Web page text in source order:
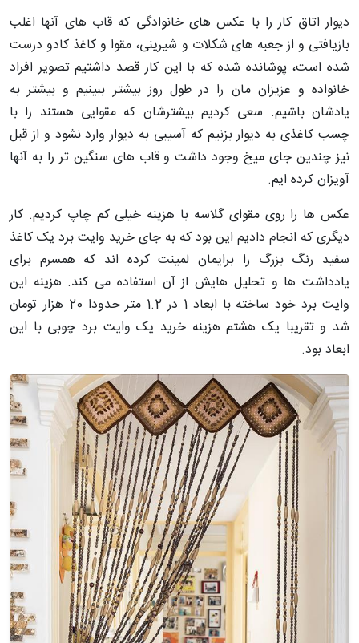
دیوار اتاق کار را با عکس های خانوادگی که قاب های آنها اغلب
بازیافتی و از جعبه های شکلات و شیرینی، مقوا و کاغذ کادو درست
شده است، پوشانده شده که با این کار قصد داشتیم تصویر افراد
خانواده و عزیزان مان را در طول روز بیشتر ببینیم و بیشتر به
یادشان باشیم. سعی کردیم بیشترشان که مقوایی هستند را با
چسب کاغذی به دیوار بزنیم که آسیبی به دیوار وارد نشود و از قبل
نیز چندین جای میخ وجود داشت و قاب های سنگین تر را به آنها
آویزان کرده ایم.
عکس ها را روی مقوای گلاسه با هزینه خیلی کم چاپ کردیم. کار
دیگری که انجام دادیم این بود که به جای خرید وایت برد یک کاغذ
سفید رنگ بزرگ را برایمان لمینت کرده اند که همسرم برای
یادداشت ها و تحلیل هایش از آن استفاده می کند. هزینه این
وایت برد خود ساخته با ابعاد 1 در 1.2 متر حدودا 20 هزار تومان
شد و تقریبا یک هشتم هزینه خرید یک وایت برد چوبی با این
ابعاد بود.